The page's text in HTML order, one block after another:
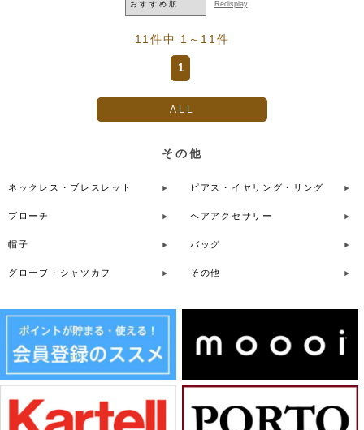
11件中 1～11件
1
ALL
その他
ネックレス・ブレスレット ピアス・イヤリング・リング
ブローチ ヘアアクセサリー
帽子 バッグ
グローブ・シャツカフ その他